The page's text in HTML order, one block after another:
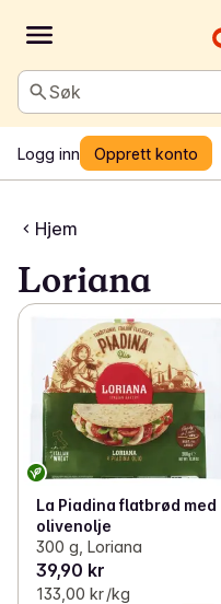
Søk
Logg inn Opprett konto
Hjem
Loriana
La Piadina flatbrød med
olivenolje
300 g, Loriana
39,90 kr
133,00 kr /kg